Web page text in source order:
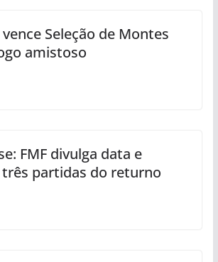
Seleção de Montes
amistoso
FMF divulga data e
partidas do returno